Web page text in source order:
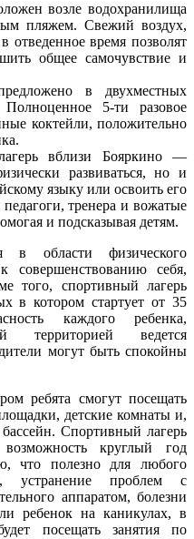
возле водохранилища
пляжем. Свежий воздух,
отведенное время позволят
общее самочувствие и
в двухместных
5-ти разовое
коктейли, положительно
вблизи Бояркино —
развиваться, но и
языку или освоить его
тренера и вожатые
и подсказывая детям.
в области физического
себя,
того, спортивный лагерь
в котором стартует от 35
каждого ребенка,
территорией ведется
могут быть спокойны
ребята смогут посещать
детские комнаты и,
Спортивный лагерь
круглый год
что полезно для любого
устранение проблем с
аппаратом, болезни
ребенок на каникулах, в
посещать занятия по